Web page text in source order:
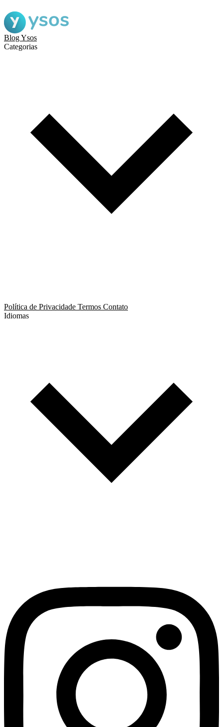
Blog Ysos
Categorias
Política de Privacidade Termos Contato
Idiomas